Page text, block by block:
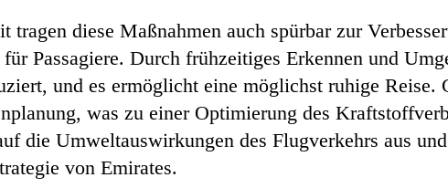
tragen diese Maßnahmen auch spürbar zur
Passagiere. Durch frühzeitiges Erkennen und
und es ermöglicht eine möglichst ruhige
was zu einer Optimierung des
die Umweltauswirkungen des Flugverkehrs aus
von Emirates.